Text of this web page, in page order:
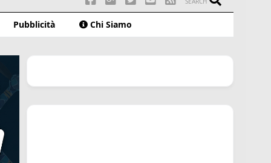
Pubblicità Chi Siamo